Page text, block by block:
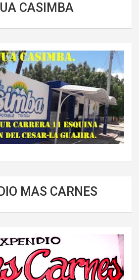
CASIMBA
MAS CARNES